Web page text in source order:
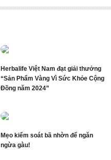
Herbalife Việt Nam đạt giải thưởng
“Sản Phẩm Vàng Vì Sức Khỏe Cộng
Đồng năm 2024”
Mẹo kiểm soát bã nhờn để ngăn
ngừa gàu!